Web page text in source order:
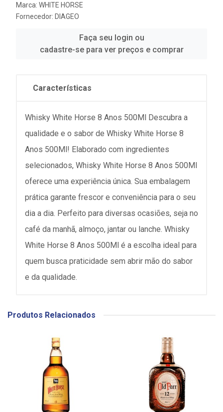
Marca: WHITE HORSE
Fornecedor: DIAGEO
Faça seu login ou
cadastre-se para ver preços e comprar
Características
Whisky White Horse 8 Anos 500Ml Descubra a
qualidade e o sabor de Whisky White Horse 8
Anos 500Ml! Elaborado com ingredientes
selecionados, Whisky White Horse 8 Anos 500Ml
oferece uma experiência única. Sua embalagem
prática garante frescor e conveniência para o seu
dia a dia. Perfeito para diversas ocasiões, seja no
café da manhã, almoço, jantar ou lanche. Whisky
White Horse 8 Anos 500Ml é a escolha ideal para
quem busca praticidade sem abrir mão do sabor
e da qualidade.
Produtos Relacionados